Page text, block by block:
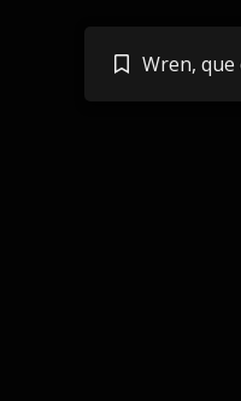
Wren,